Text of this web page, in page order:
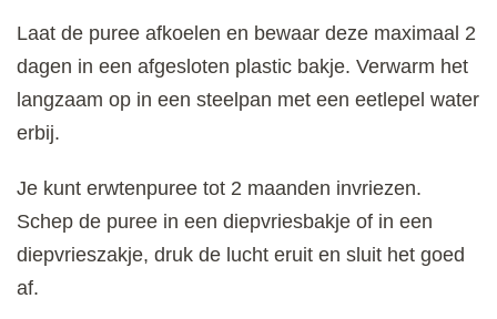
Laat de puree afkoelen en bewaar deze maximaal 2
dagen in een afgesloten plastic bakje. Verwarm het
langzaam op in een steelpan met een eetlepel water
erbij.
Je kunt erwtenpuree tot 2 maanden invriezen.
Schep de puree in een diepvriesbakje of in een
diepvrieszakje, druk de lucht eruit en sluit het goed
af.